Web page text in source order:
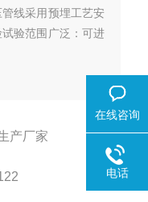
线采用预埋工艺安
验范围广泛：可进
产厂家
在线咨询
电话